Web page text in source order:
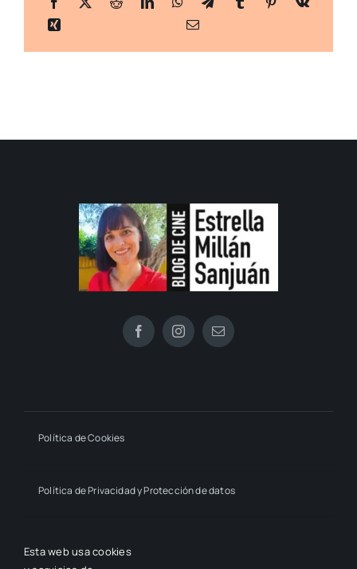
Política de Cookies
Política de Privacidad y Protección de datos
Esta web usa cookies